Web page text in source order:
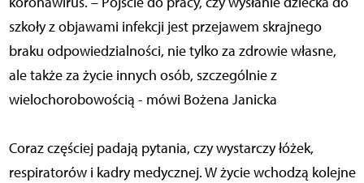
szkoły z objawami infekcji jest przejawem skrajnego
braku odpowiedzialności, nie tylko za zdrowie własne,
ale także za życie innych osób, szczególnie z
wielochorobowością - mówi Bożena Janicka
Coraz częściej padają pytania, czy wystarczy łóżek,
respiratorów i kadry medycznej. W życie wchodzą kolejne